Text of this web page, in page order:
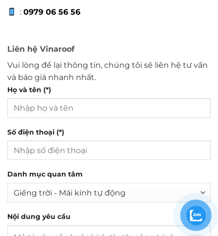
:0979 06 56 56
Liên hệ Vinaroof
Vui lòng để lại thông tin, chúng tôi sẽ liên hệ tư vấn
và báo giá nhanh nhất.
Họ và tên (*)
Số điện thoại (*)
Danh mục quan tâm
Nội dung yêu cầu